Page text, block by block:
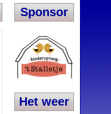
Sponsor
Het weer